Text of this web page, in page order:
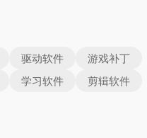
驱动软件
游戏补丁
学习软件
剪辑软件